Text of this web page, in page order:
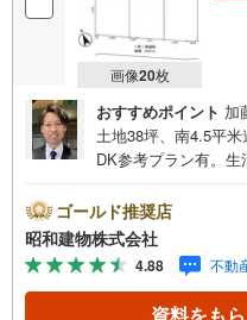
画像20枚
おすすめポイント 加
土地38坪、南4.5平
DK参考プラン有。
分の通勤通学に便利
建物です・・・ 西
社です。 不動産購
件の選定や住宅ロー
報をお伝え、ご提案いたします。
ゴールド推奨店
昭和建物株式会社
4.88 不動